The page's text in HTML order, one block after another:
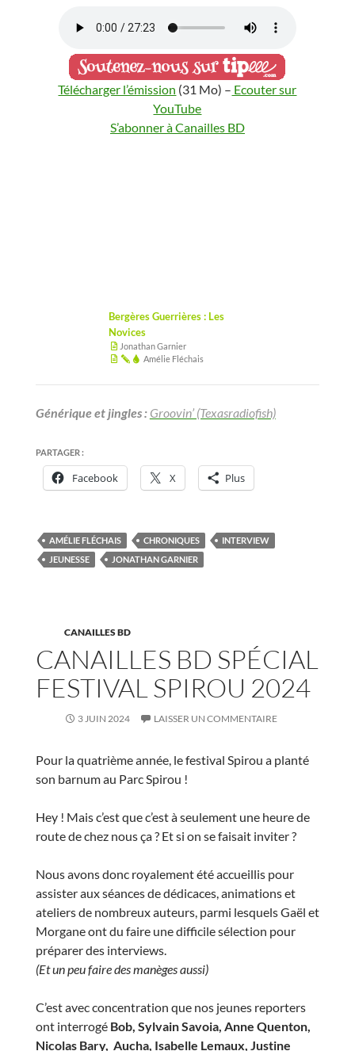
Télécharger l’émission (31 Mo) – Ecouter sur
YouTube
S’abonner à Canailles BD
Générique et jingles : Groovin’ (Texasradiofish)
JEUNESSE
CANAILLES BD
CANAILLES BD SPÉCIAL
Pour la quatrième année, le festival Spirou a planté
son barnum au Parc Spirou !
Hey ! Mais c’est que c’est à seulement une heure de
Nous avons donc royalement été accueillis pour
ateliers de nombreux auteurs, parmi lesquels Gaël et
Morgane ont du faire une difficile sélection pour
(Et un peu faire des manèges aussi)
C’est avec concentration que nos jeunes reporters
ont interrogé
Bob, Sylvain Savoia, Anne Quenton,
Nicolas Bary, Aucha, Isabelle Lemaux, Justine
Cunha, Midam
, avant de nous permettre une petite
Clément Lemoine et Michaël Baril
Oui, même les grands avaient le droits de se faire
plaisir.